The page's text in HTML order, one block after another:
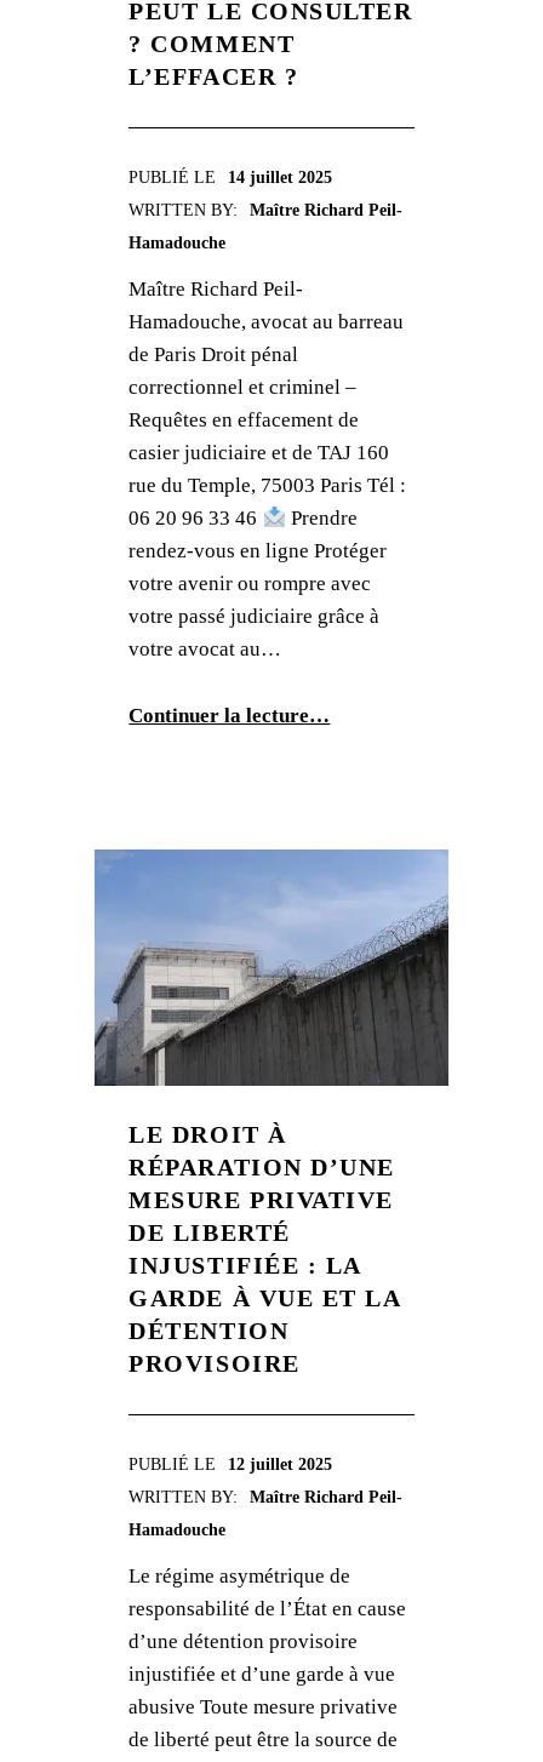
PEUT LE CONSULTER
? COMMENT
L’EFFACER ?
PUBLIÉ LE
14 juillet 2025
WRITTEN BY:
Maître Richard Peil-
Hamadouche
Maître Richard Peil-
Hamadouche, avocat au barreau
de Paris Droit pénal
correctionnel et criminel –
Requêtes en effacement de
casier judiciaire et de TAJ 160
rue du Temple, 75003 Paris Tél :
06 20 96 33 46
Prendre
rendez-vous en ligne Protéger
votre avenir ou rompre avec
votre passé judiciaire grâce à
votre avocat au…
Continuer la lecture…
LE DROIT À
RÉPARATION D’UNE
MESURE PRIVATIVE
DE LIBERTÉ
INJUSTIFIÉE : LA
GARDE À VUE ET LA
DÉTENTION
PROVISOIRE
PUBLIÉ LE
12 juillet 2025
WRITTEN BY:
Maître Richard Peil-
Hamadouche
Le régime asymétrique de
responsabilité de l’État en cause
d’une détention provisoire
injustifiée et d’une garde à vue
abusive Toute mesure privative
de liberté peut être la source de